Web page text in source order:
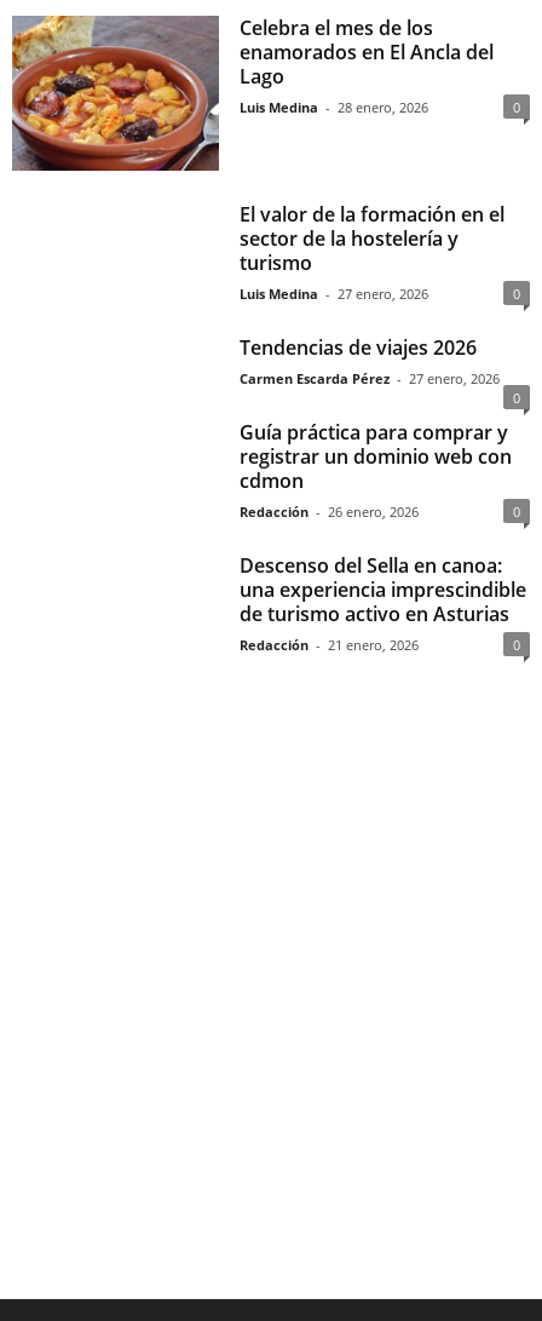
Celebra el mes de los
enamorados en El Ancla del
Lago
Luis Medina - 28 enero, 2026 0
El valor de la formación en el
sector de la hostelería y
turismo
Luis Medina - 27 enero, 2026 0
Tendencias de viajes 2026
Carmen Escarda Pérez - 27 enero, 2026
0
Guía práctica para comprar y
registrar un dominio web con
cdmon
Redacción - 26 enero, 2026 0
Descenso del Sella en canoa:
una experiencia imprescindible
de turismo activo en Asturias
Redacción - 21 enero, 2026 0